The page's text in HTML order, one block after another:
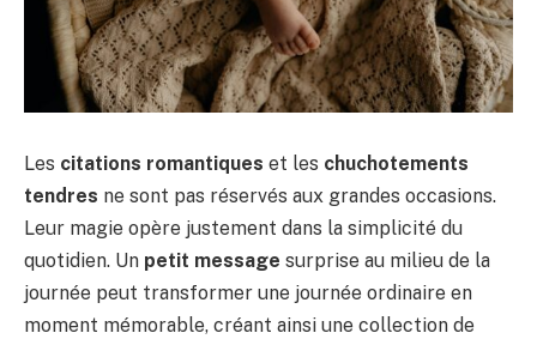
Les citations romantiques et les chuchotements
tendres ne sont pas réservés aux grandes occasions.
Leur magie opère justement dans la simplicité du
quotidien. Un petit message surprise au milieu de la
journée peut transformer une journée ordinaire en
moment mémorable, créant ainsi une collection de